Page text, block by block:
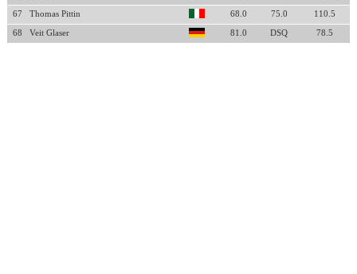
67 Thomas Pittin 68.0 75.0 110.5
68 Veit Glaser 81.0 DSQ 78.5